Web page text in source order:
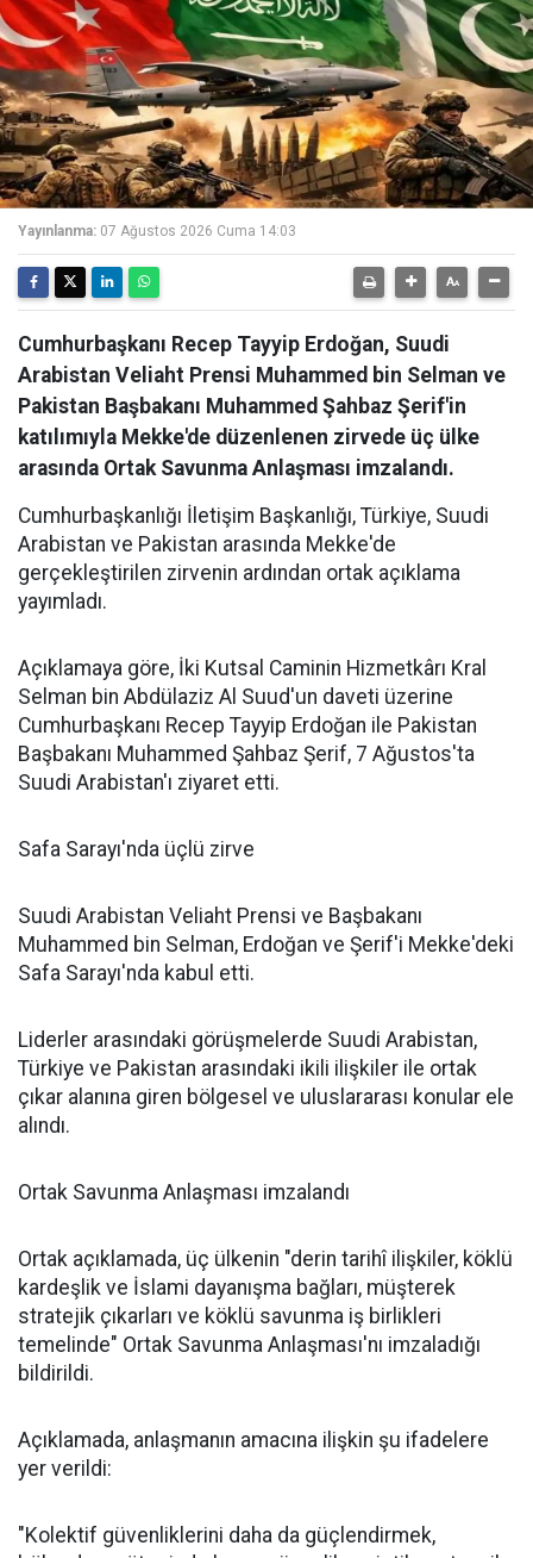
Yayınlanma: 07 Ağustos 2026 Cuma 14:03
Cumhurbaşkanı Recep Tayyip Erdoğan, Suudi
Arabistan Veliaht Prensi Muhammed bin Selman ve
Pakistan Başbakanı Muhammed Şahbaz Şerif'in
katılımıyla Mekke'de düzenlenen zirvede üç ülke
arasında Ortak Savunma Anlaşması imzalandı.
Cumhurbaşkanlığı İletişim Başkanlığı, Türkiye, Suudi
Arabistan ve Pakistan arasında Mekke'de
gerçekleştirilen zirvenin ardından ortak açıklama
yayımladı.
Açıklamaya göre, İki Kutsal Caminin Hizmetkârı Kral
Selman bin Abdülaziz Al Suud'un daveti üzerine
Cumhurbaşkanı Recep Tayyip Erdoğan ile Pakistan
Başbakanı Muhammed Şahbaz Şerif, 7 Ağustos'ta
Suudi Arabistan'ı ziyaret etti.
Safa Sarayı'nda üçlü zirve
Suudi Arabistan Veliaht Prensi ve Başbakanı
Muhammed bin Selman, Erdoğan ve Şerif'i Mekke'deki
Safa Sarayı'nda kabul etti.
Liderler arasındaki görüşmelerde Suudi Arabistan,
Türkiye ve Pakistan arasındaki ikili ilişkiler ile ortak
çıkar alanına giren bölgesel ve uluslararası konular ele
alındı.
Ortak Savunma Anlaşması imzalandı
Ortak açıklamada, üç ülkenin "derin tarihî ilişkiler, köklü
kardeşlik ve İslami dayanışma bağları, müşterek
stratejik çıkarları ve köklü savunma iş birlikleri
temelinde" Ortak Savunma Anlaşması'nı imzaladığı
bildirildi.
Açıklamada, anlaşmanın amacına ilişkin şu ifadelere
yer verildi:
"Kolektif güvenliklerini daha da güçlendirmek,